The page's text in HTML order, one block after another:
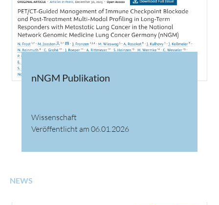
nNGM Publikation
Wissenschaft
Veröffentlicht am 06.01.2026
NEWS